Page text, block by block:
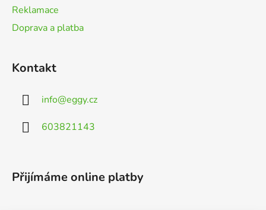
Reklamace
Doprava a platba
Kontakt
info@eggy.cz
603821143
Přijímáme online platby